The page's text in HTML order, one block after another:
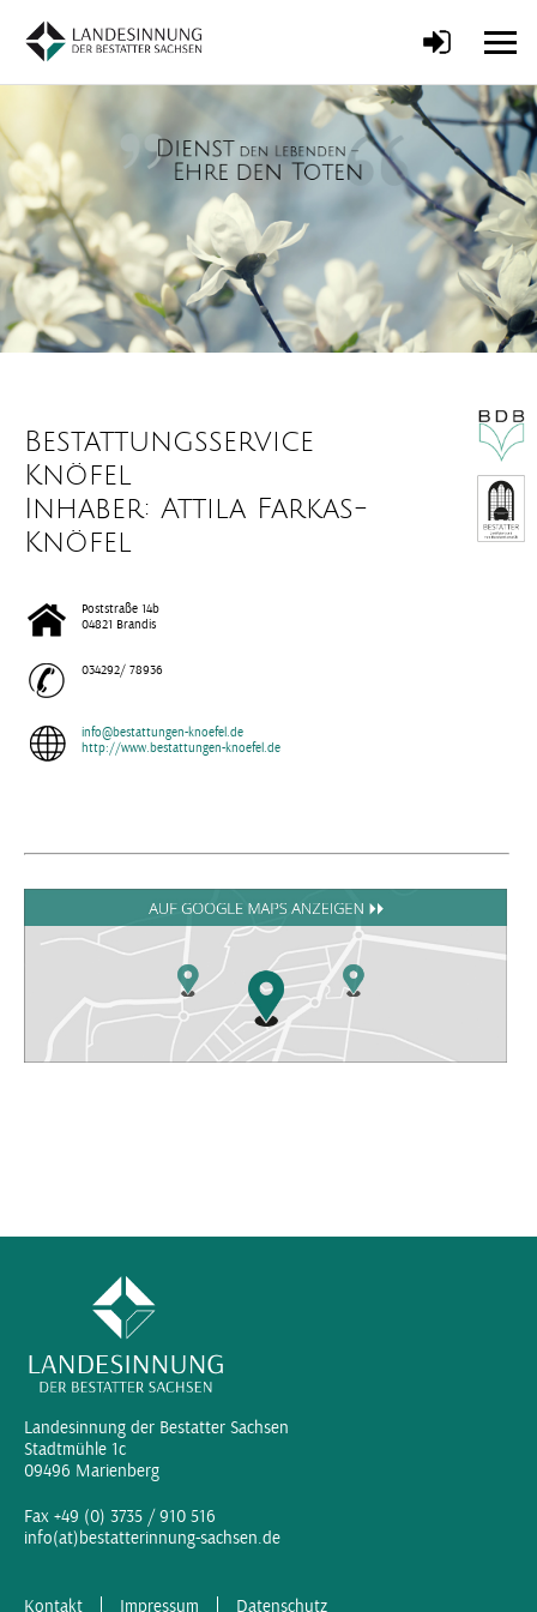
Bestattungsservice
Knöfel
Inhaber: Attila Farkas-
Knöfel
Poststraße 14b
04821 Brandis
034292/ 78936
info@bestattungen-knoefel.de
http://www.bestattungen-knoefel.de
Landesinnung der Bestatter Sachsen
Stadtmühle 1c
09496 Marienberg
Fax +49 (0) 3735 / 910 516
info(at)bestatterinnung-sachsen.de
Kontakt Impressum Datenschutz